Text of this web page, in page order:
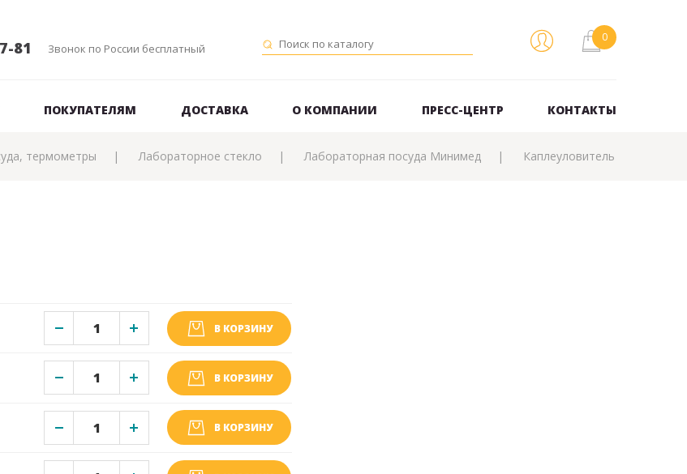
81 Звонок по России бесплатный
ПОКУПАТЕЛЯМ ДОСТАВКА О КОМПАНИИ ПРЕСС-ЦЕНТР КОНТАКТЫ
термометры Лабораторное стекло Лабораторная посуда Минимед Каплеуловитель
В КОРЗИНУ
В КОРЗИНУ
В КОРЗИНУ